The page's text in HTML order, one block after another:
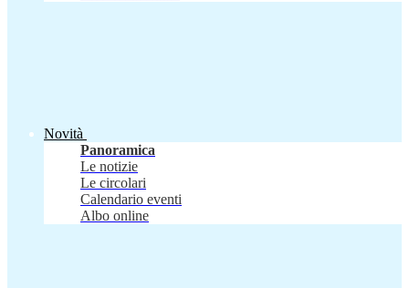
Novità
Panoramica
Le notizie
Le circolari
Calendario eventi
Albo online